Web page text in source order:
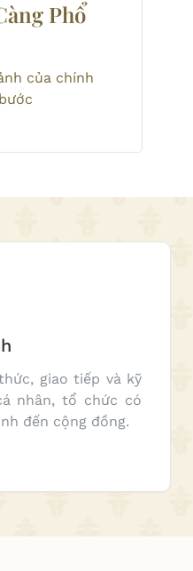
Phổ
của chính
giao tiếp và kỹ
nhân, tổ chức có
đến cộng đồng.